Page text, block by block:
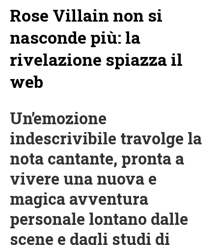
Rose Villain non si
nasconde più: la
rivelazione spiazza il
web
Un’emozione
indescrivibile travolge la
nota cantante, pronta a
vivere una nuova e
magica avventura
personale lontano dalle
scene e dagli studi di